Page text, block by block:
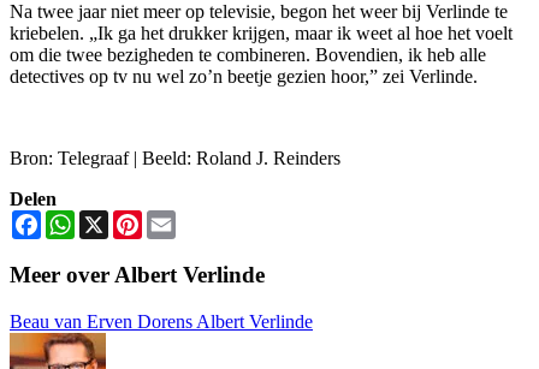
Na twee jaar niet meer op televisie, begon het weer bij Verlinde te
kriebelen. „Ik ga het drukker krijgen, maar ik weet al hoe het voelt
om die twee bezigheden te combineren. Bovendien, ik heb alle
detectives op tv nu wel zo’n beetje gezien hoor,” zei Verlinde.
Bron: Telegraaf | Beeld: Roland J. Reinders
Delen
FacebookWhatsApp
X Pinterest
Meer over Albert Verlinde
Beau van Erven Dorens Albert Verlinde